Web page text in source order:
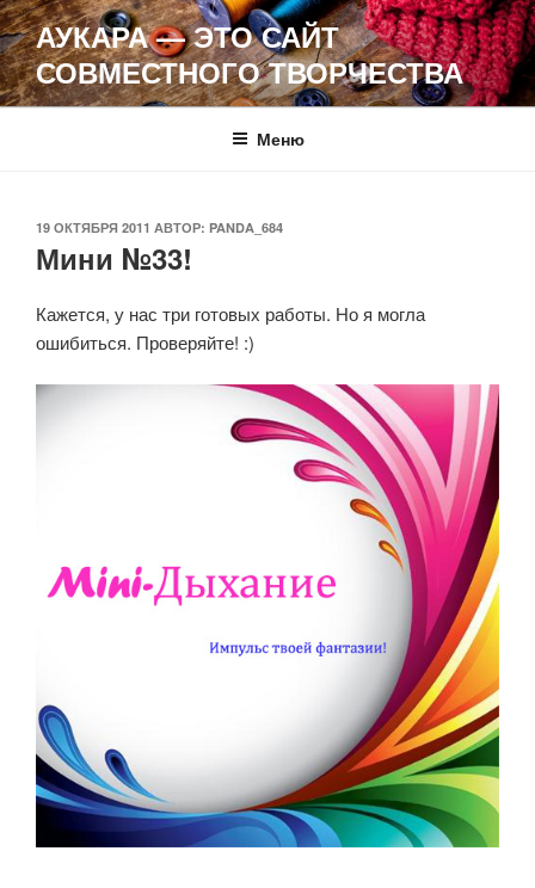
Перейти
к
содержимому
АУКАРА — ЭТО САЙТ
СОВМЕСТНОГО ТВОРЧЕСТВА
Меню
ОПУБЛИКОВАНО
19 ОКТЯБРЯ 2011 АВТОР: PANDA_684
Мини №33!
Кажется, у нас три готовых работы. Но я могла
ошибиться. Проверяйте! :)